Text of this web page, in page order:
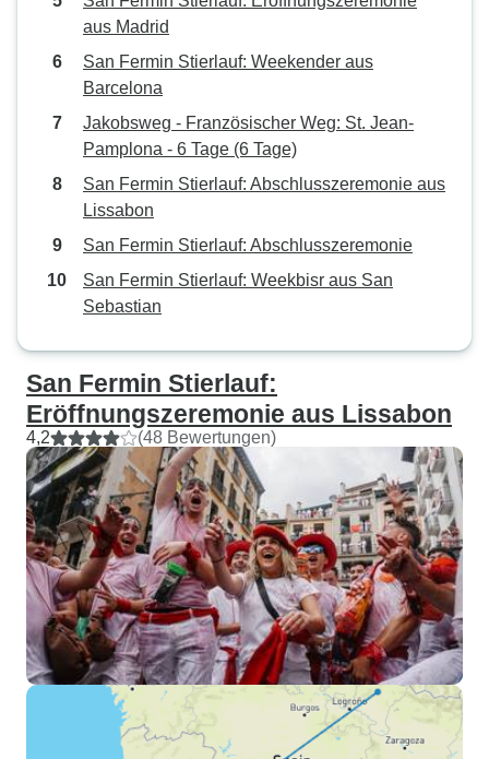
aus Madrid
San Fermin Stierlauf: Weekender aus
Barcelona
Jakobsweg - Französischer Weg: St. Jean-
Pamplona - 6 Tage (6 Tage)
San Fermin Stierlauf: Abschlusszeremonie aus
Lissabon
San Fermin Stierlauf: Abschlusszeremonie
San Fermin Stierlauf: Weekbisr aus San
Sebastian
San Fermin Stierlauf:
Eröffnungszeremonie aus Lissabon
4,2 (48 Bewertungen)